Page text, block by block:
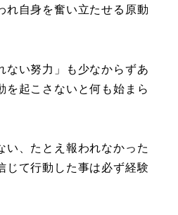
れ自身を奮い立たせる原動
ない努力」も少なからずあ
を起こさないと何も始まら
い、たとえ報われなかった
じて行動した事は必ず経験